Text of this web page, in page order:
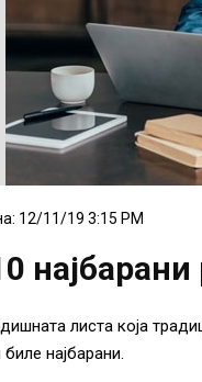
12/11/19 3:15 PM
листа која
најбарани.